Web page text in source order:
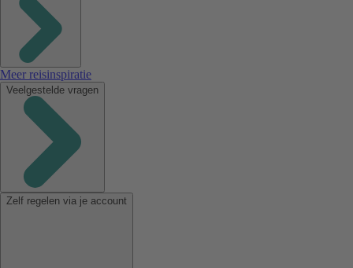
Meer reisinspiratie
Veelgestelde vragen
Zelf regelen via je account